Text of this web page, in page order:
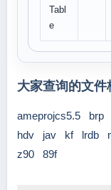
Tabl
e
大家查询的文件
ameprojcs5.5 brp
hdv
jav kf lrdb
z90
89f